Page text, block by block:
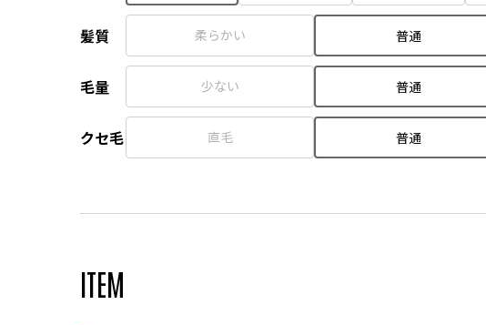
髪質 柔らかい 普通
毛量 少ない 普通
クセ毛 直毛 普通
ITEM